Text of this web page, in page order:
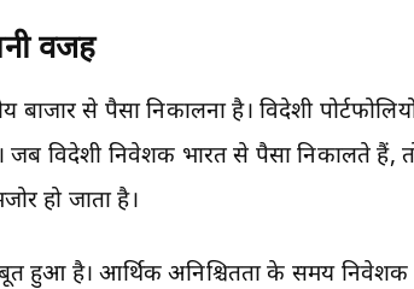
वजह
से पैसा निकालना है। विदेशी
विदेशी निवेशक भारत से पैसा निकालते हैं,
हो जाता है।
हुआ है। आर्थिक अनिश्चितता के समय निवेशक